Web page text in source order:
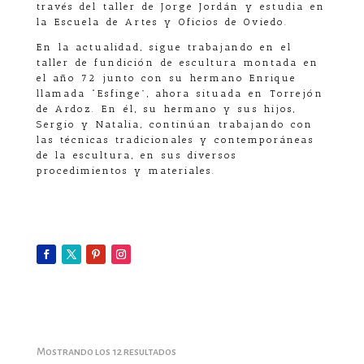
través del taller de Jorge Jordán y estudia en
la Escuela de Artes y Oficios de Oviedo.
En la actualidad, sigue trabajando en el
taller de fundición de escultura montada en
el año 72 junto con su hermano Enrique
llamada “Esfinge”, ahora situada en Torrejón
de Ardoz. En él, su hermano y sus hijos,
Sergio y Natalia, continúan trabajando con
las técnicas tradicionales y contemporáneas
de la escultura, en sus diversos
procedimientos y materiales.
Mostrando los 12 resultadosOrdenado